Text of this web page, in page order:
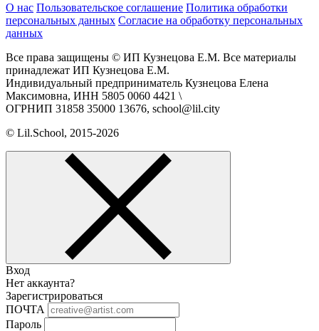
О нас Пользовательское соглашение Политика обработки
персональных данных Согласие на обработку персональных
данных
Все права защищены © ИП Кузнецова Е.М. Все материалы
принадлежат ИП Кузнецова Е.М.
Индивидуальный предприниматель Кузнецова Елена
Максимовна, ИНН 5805 0060 4421 \
ОГРНИП 31858 35000 13676, school@lil.city
© Lil.School, 2015‐2026
Вход
Нет аккаунта?
Зарегистрироваться
ПОЧТА
Пароль